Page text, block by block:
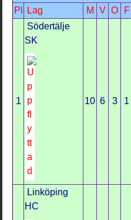
Pl
Lag M V O F
1
Södertälje
SK
10 6 3 1
Linköping
HC